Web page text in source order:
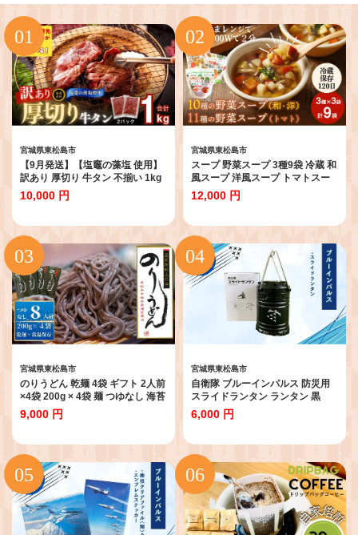
宮城県東松島市
【9月発送】【塩竈の藻塩 使用】
訳あり 厚切り 牛タン 不揃い 1kg
（ 500g × 2袋 ） 小分け 焼き肉 バ
ーベキュー BBQ 牛たん 訳アリ 食
さと納税 塩味 家計応援 冷凍 キャ
ンプ 飯 オンラインワンストップ
宮城県 東松島市 オイタミート
10,000 円
宮城県東松島市
スープ 野菜スープ 3種9袋 冷蔵 和
風スープ 洋風スープ トマトスー
プ パウチ レトルト レンジアップ
10種の野菜スープ 11種の野菜ス
ストック 石川食品 宮城県 東松島
市 【C】
12,000 円
宮城県東松島市
のりうどん 乾麺 4袋 ギフト 2人前
×4袋 200g × 4袋 麺 つゆなし 海苔
うどん 満点 青空レストラン ちゃ
んこ萩乃井 常温 ご当地 グルメ ギ
包装 宮城県 東松島市 オンライン
ワンストップ 自治体マイページ C
9,000 円
宮城県東松島市
自衛隊 ブルーインパルス 防災用
スライドランタン ランタン 黒
Blue Impulse キャンプ ソロキャ
ンプ 夜釣り 台風 地震 災害 停電
自衛隊 松島基地 空自 大人気 防衛
省 宮城県 東松島市 オンラインワ
ンストップ 対応
6,000 円